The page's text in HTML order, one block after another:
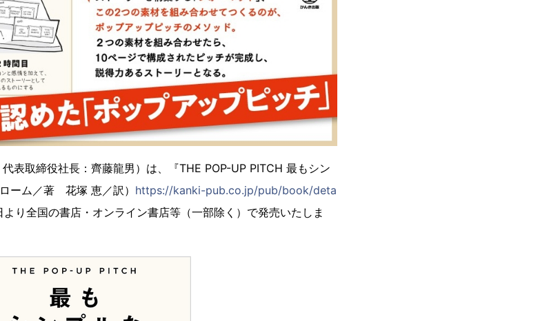
表取締役社長：齊藤龍男）は、『THE POP-UP PITCH 最もシン
ーム／著 花塚 恵／訳） https://kanki-pub.co.jp/pub/book/deta
り全国の書店・オンライン書店等（一部除く）で発売いたしま